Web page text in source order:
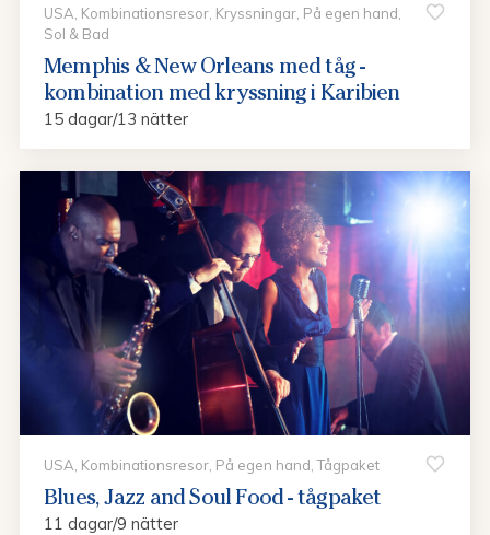
USA, Kombinationsresor, Kryssningar, På egen hand,
Sol & Bad
Memphis & New Orleans med tåg -
kombination med kryssning i Karibien
15 dagar/13 nätter
USA, Kombinationsresor, På egen hand, Tågpaket
Blues, Jazz and Soul Food - tågpaket
11 dagar/9 nätter